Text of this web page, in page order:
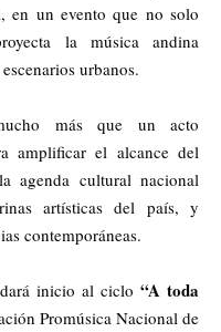
en un evento que no solo
la música andina
urbanos.
más que un acto
amplificar el alcance del
agenda cultural nacional
artísticas del país, y
contemporáneas.
inicio al ciclo “A toda
Promúsica Nacional de